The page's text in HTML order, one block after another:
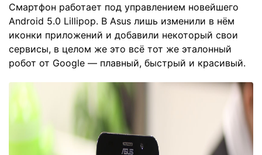
Смартфон работает под управлением новейшего
Android 5.0 Lillipop. В Asus лишь изменили в нём
иконки приложений и добавили некоторый свои
сервисы, в целом же это всё тот же эталонный
робот от Google — плавный, быстрый и красивый.